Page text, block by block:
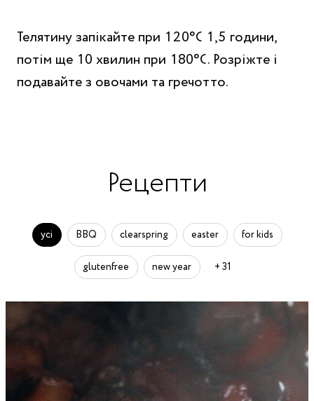
Телятину запікайте при 120°C 1,5 години,
потім ще 10 хвилин при 180°C. Розріжте і
подавайте з овочами та гречотто.
Рецепти
усі BBQ clearspring easter for kids
glutenfree new year + 31